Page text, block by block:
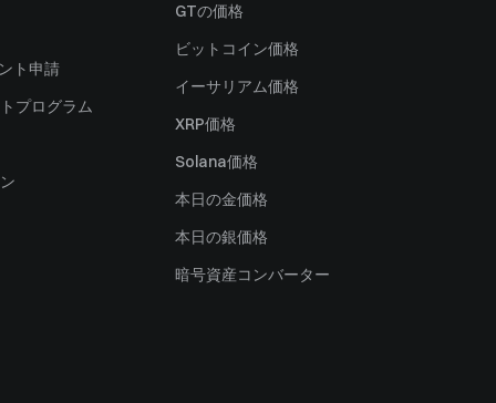
ト申請
プログラム
GTの価格
ビットコイン価格
イーサリアム価格
XRP価格
Solana価格
本日の金価格
本日の銀価格
暗号資産コンバーター